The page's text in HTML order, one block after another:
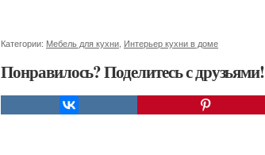
Категории: Мебель для кухни Интерьер кухни в доме
Понравилось? Поделитесь с друзьями!